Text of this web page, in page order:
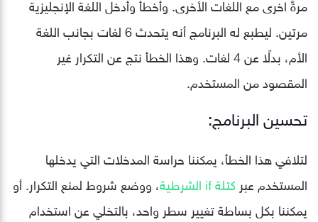
مرتين. ليطبع له البرنامج أنه يتحدث 6 لغات بجانب اللغة
الأم، بدلًا عن 4 لغات. وهذا الخطأ نتج عن التكرار غير
المقصود من المستخدم.
تحسين البرنامج:
لتلافي هذا الخطأ، يمكننا حراسة المدخلات التي يدخلها
المستخدم عبر كتلة if الشرطية
، ووضع شروط لمنع التكرار. أو
يمكننا بكل بساطة تغيير سطر واحد، بالتخلي عن استخدام